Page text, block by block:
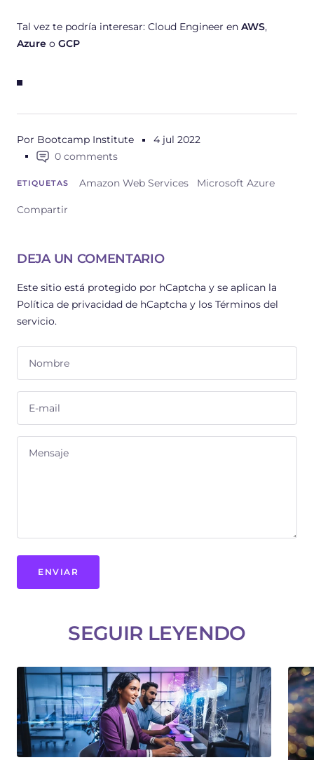
Por Bootcamp Institute
4 jul 2022
0 comments
ETIQUETAS Amazon Web Services Microsoft Azure
Compartir
Tal vez te podría interesar: Cloud Engineer en AWS,
Azure o GCP
DEJA UN COMENTARIO
Este sitio está protegido por hCaptcha y se aplican la
Política de privacidad de hCaptcha y los Términos del
servicio.
Nombre
E-mail
Mensaje
ENVIAR
SEGUIR LEYENDO